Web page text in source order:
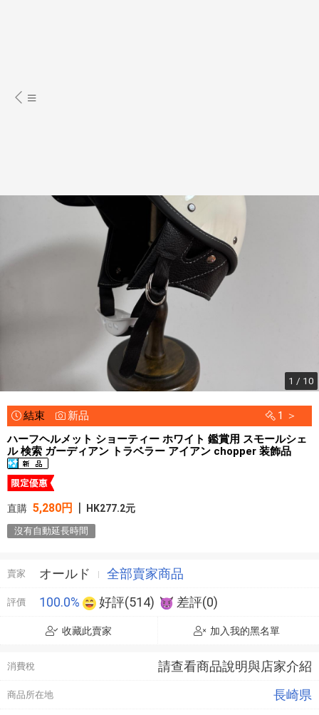
1 / 10
結束 新品
1 ＞
ハーフヘルメット ショーティー ホワイト 鑑賞用 スモールシェ
ル 検索 ガーディアン トラベラー アイアン chopper 装飾品
直購 5,280円 | HK277.2元
沒有自動延長時間
賣家 オールド 全部賣家商品
評價 100.0% 好評(514) 差評(0)
收藏此賣家 加入我的黑名單
消費稅 請查看商品說明與店家介紹
商品所在地 長崎県